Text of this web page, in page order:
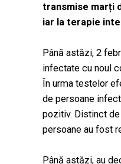
transmise marți
iar la terapie
Până astăzi, 2
infectate cu noul
În urma testelor
de persoane
pozitiv. Distinct
persoane au fost
Până astăzi, au